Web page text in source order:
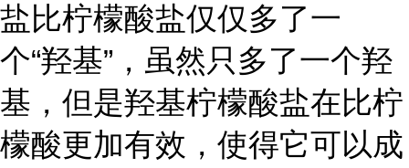
盐比柠檬酸盐仅仅多了一
个“羟基”，虽然只多了一个羟
基，但是羟基柠檬酸盐在比柠
檬酸更加有效，使得它可以成